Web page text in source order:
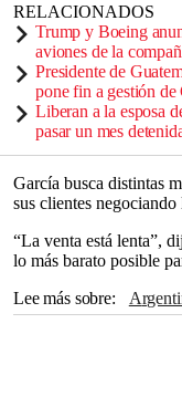
RELACIONADOS
Trump y Boeing
aviones de la
Presidente de
pone fin a gestión de
Liberan a la esposa
pasar un mes
García busca distintas
sus clientes
“La venta está lenta”,
lo más barato posible
Lee más sobre